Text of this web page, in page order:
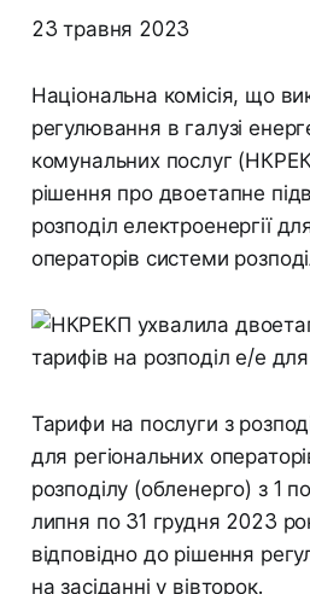
23 травня 2023
Національна комісія, що
регулювання в галузі
комунальних послуг
рішення про двоетапне
розподіл електроенергії
операторів системи
Тарифи на послуги з
для регіональних
розподілу (обленерго) з 1
липня по 31 грудня 2023
відповідно до рішення
на засіданні у вівторок.